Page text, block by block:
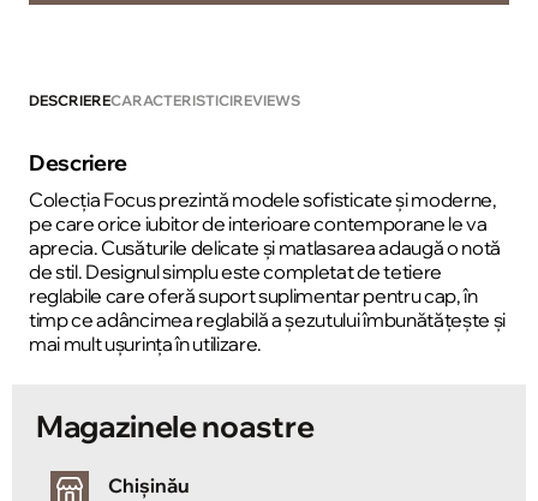
DESCRIERECARACTERISTICIREVIEWS
Descriere
Colecția Focus prezintă modele sofisticate și moderne,
pe care orice iubitor de interioare contemporane le va
aprecia. Cusăturile delicate și matlasarea adaugă o notă
de stil. Designul simplu este completat de tetiere
reglabile care oferă suport suplimentar pentru cap, în
timp ce adâncimea reglabilă a șezutului îmbunătățește și
mai mult ușurința în utilizare.
Magazinele noastre
Chișinău